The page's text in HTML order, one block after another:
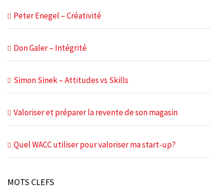
Peter Enegel – Créativité
Don Galer – Intégrité
Simon Sinek – Attitudes vs Skills
Valoriser et préparer la revente de son magasin
Quel WACC utiliser pour valoriser ma start-up?
MOTS CLEFS